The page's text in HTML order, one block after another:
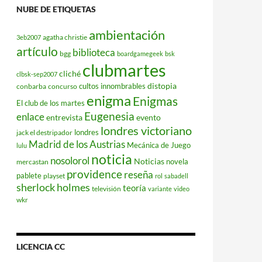
NUBE DE ETIQUETAS
3eb2007 agatha christie ambientación
artículo bgg biblioteca boardgamegeek bsk
clbsk-sep2007 cliché clubmartes
conbarba concurso cultos innombrables distopia
El club de los martes enigma Enigmas
enlaceentrevista Eugenesia evento
jack el destripador londres londres victoriano
lulu Madrid de los Austrias Mecánica de Juego
mercastan nosolorol noticia Noticias novela
pablete playset providencereseña rol sabadell
sherlock holmes televisión teoría variante video
wkr
LICENCIA CC